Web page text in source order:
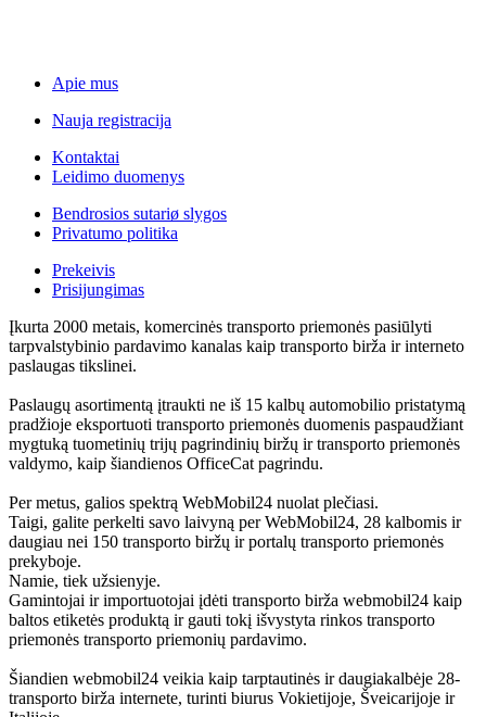
Apie mus
Nauja registracija
Kontaktai
Leidimo duomenys
Bendrosios sutariø slygos
Privatumo politika
Prekeivis
Prisijungimas
Įkurta 2000 metais, komercinės transporto priemonės pasiūlyti
tarpvalstybinio pardavimo kanalas kaip transporto birža ir interneto
paslaugas tikslinei.
Paslaugų asortimentą įtraukti ne iš 15 kalbų automobilio pristatymą
pradžioje eksportuoti transporto priemonės duomenis paspaudžiant
mygtuką tuometinių trijų pagrindinių biržų ir transporto priemonės
valdymo, kaip šiandienos OfficeCat pagrindu.
Per metus, galios spektrą WebMobil24 nuolat plečiasi.
Taigi, galite perkelti savo laivyną per WebMobil24, 28 kalbomis ir
daugiau nei 150 transporto biržų ir portalų transporto priemonės
prekyboje.
Namie, tiek užsienyje.
Gamintojai ir importuotojai įdėti transporto birža webmobil24 kaip
baltos etiketės produktą ir gauti tokį išvystyta rinkos transporto
priemonės transporto priemonių pardavimo.
Šiandien webmobil24 veikia kaip tarptautinės ir daugiakalbėje 28-
transporto birža internete, turinti biurus Vokietijoje, Šveicarijoje ir